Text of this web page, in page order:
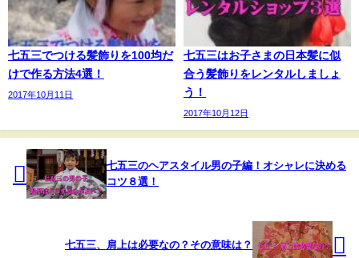
七五三でつける髪飾りを100均だ
けで作る方法4選！
2017年10月11日
七五三はお子さまの日本髪に似
合う髪飾りをレンタルしましょ
う！
2017年10月12日
七五三のヘアスタイル男の子編！オシャレに決める
コツ８選！
七五三、肩上は必要なの？その意味は？